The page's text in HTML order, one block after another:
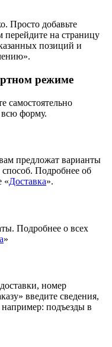
Просто добавьте
перейдите на страницу
позиций и
режиме
самостоятельно
всю форму.
предложат варианты
Подробнее об
«Доставка».
Подробнее о всех
»
номер
введите сведения,
например: подъезды в